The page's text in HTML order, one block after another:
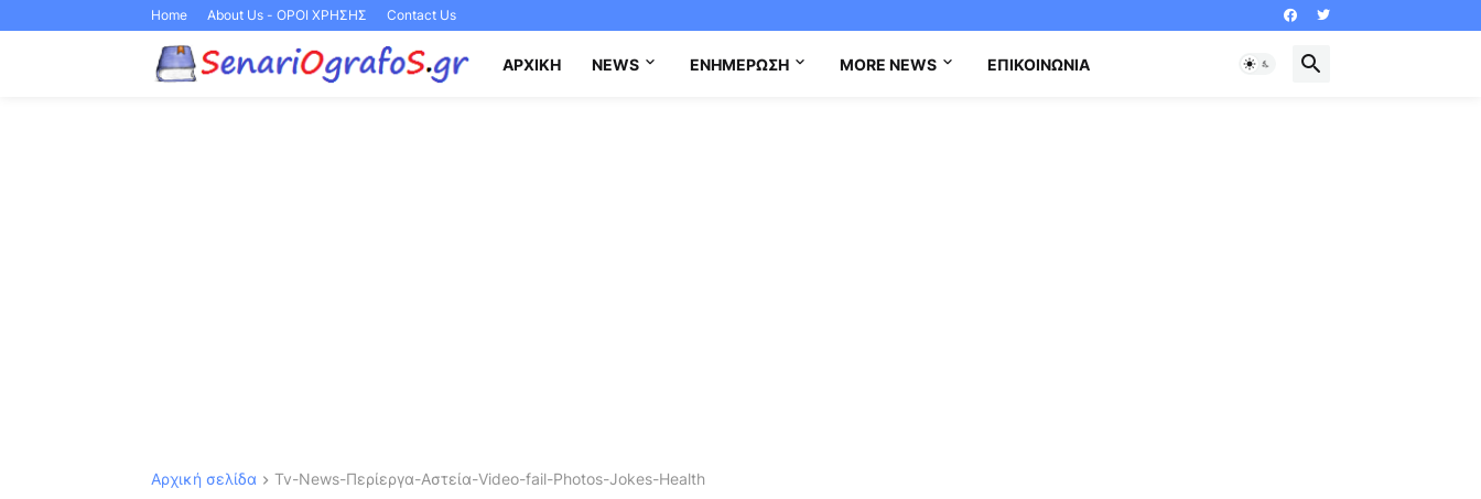
Home About Us - ΟΡΟΙ ΧΡΗΣΗΣ Contact Us
ΑΡΧΙΚΉ NEWS ΕΝΗΜΈΡΩΣΗ MORE NEWS ΕΠΙΚΟΙΝΩΝΊΑ
Αρχική σελίδα Tv-News-Περίεργα-Αστεία-Video-fail-Photos-Jokes-Health